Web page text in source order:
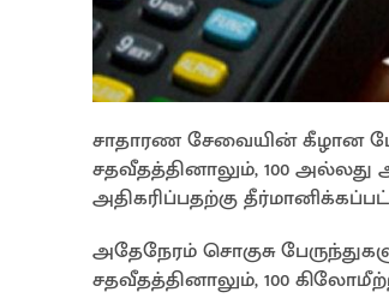
சாதாரண சேவையின் கீழான
சதவீதத்தினாலும், 100
அதிகரிப்பதற்கு
அதேநேரம் சொகுசு
சதவீதத்தினாலும், 100